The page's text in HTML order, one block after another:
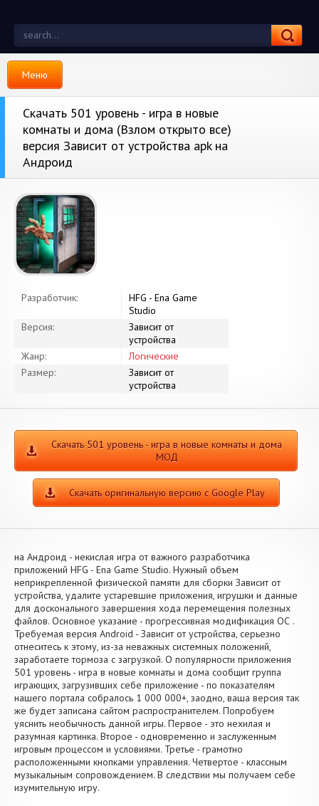
Меню
Скачать 501 уровень - игра в новые
комнаты и дома (Взлом открыто все)
версия Зависит от устройства apk на
Андроид
Разработчик:
HFG - Ena Game
Studio
Версия:
Зависит от
устройства
Жанр:
Логические
Размер:
Зависит от
устройства
Скачать 501 уровень - игра в новые комнаты и дома
МОД
Скачать оригинальную версию с Google Play
на Андроид - некислая игра от важного разработчика
приложений HFG - Ena Game Studio. Нужный объем
неприкрепленной физической памяти для сборки Зависит от
устройства, удалите устаревшие приложения, игрушки и данные
для досконального завершения хода перемещения полезных
файлов. Основное указание - прогрессивная модификация ОС .
Требуемая версия Android - Зависит от устройства, серьезно
отнеситесь к этому, из-за неважных системных положений,
заработаете тормоза с загрузкой. О популярности приложения
501 уровень - игра в новые комнаты и дома сообщит группа
играющих, загрузивших себе приложение - по показателям
нашего портала собралось 1 000 000+, заодно, ваша версия так
же будет записана сайтом распространителем. Попробуем
уяснить необычность данной игры. Первое - это нехилая и
разумная картинка. Второе - одновременно и заслуженным
игровым процессом и условиями. Третье - грамотно
расположенными кнопками управления. Четвертое - классным
музыкальным сопровождением. В следствии мы получаем себе
изумительную игру.